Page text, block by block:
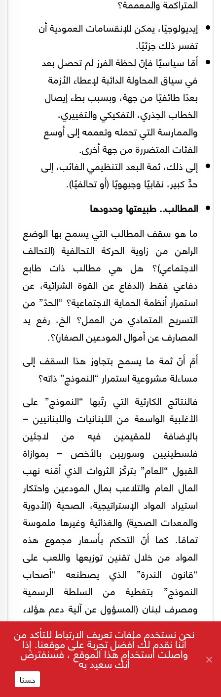
إيديولوجيًا، يمكن للإنقسامات العمودية أن
تفسر ذلك جزئيًا.
أمّا سياسيًا فإنّ لحظة الفرز لم تحصل بعد
في سياق المحاولة الدائبة لإعطاء الأزمة
بعدًا طائفيًا من جهة، وبسبب بطء إيصال
الخطاب الجذري، التفكيكي والتغييري،
والممارسة التي تحمله وتعممه إلى أوسع
الفئات المتضررة من جهة أخرى.
إلى ذلك، ثمة البعد التنظيمي الغائب، إلى
حدٍّ كبير، نقابيًا وجبهويًا (أو تحالفيًا).
المطالب.. طبيعتها وحدودها
ما هو سقف المطالب التي يسمح بها الوضع
الراهن من زاوية الحركة التحالفية (التحالف
الاجتماعي)؟ هل هي مطالب ذات طابع
دفاعي فقط (الدفاع عن القوة الشرائية، عن
استمرار أنظمة الحماية الاجتماعية؟ “الحدّ” من
التسريح المتمادي من العمل؟ الخ، رفع يد
المصارف عن أموال المودعين الصغار)؟.
أمّ أنّ ثمة ما يسمح بتجاوز هذا السقف إلى
مساءلة مشروعية استمرار “النموذج” ذاته؟
فالنتائج الكارثية التي رتّبها “النموذج” على
الأغلبية الواسعة من اللبنانيات واللبنانيين –
بالإضافة للمقيمين فيه من لاجئين
فلسطينيين وسوريين بالأخص – بموازاة
القبول “العام” بتركّز الثروات الذي أمّنه نهب
المال العام والتلاعب بمال المودعين واحتكار
استيراد المواد الإستراتيجية، الصحية (الأدوية
والمعدات الصحية) والغذائية وغيرها ملموسة
تمامًا. كما أنّ التحكم بأسعار مجموع هذه
المواد من خلال تقنين توزيعها واللعب على
“قانون الندرة” الذي يصطنعه “أصحاب
النموذج” بتغطية من السلطة الرسمية
ومصرف لبنان (المسؤول عن آلية دعم هؤلاء
المستوردين)، هما من باب تحصيل حاصل في
نهاية المطاف. والسؤال إذن: هل يمكن لكل
هذه النتائج أن تقود إلى مسار أكثر تجذرًا؟
يسمح تفاعل نتائج “الأزمة” اجتماعًيا (الإفقار،
نحن نستخدم ملفات تعريف الارتباط للتأكد من
أننا نقدم لك أفضل تجربة على موقعنا. إذا
واصلت استخدام هذا الموقع ، فسنفترض
أنك سعيد به
حسنا